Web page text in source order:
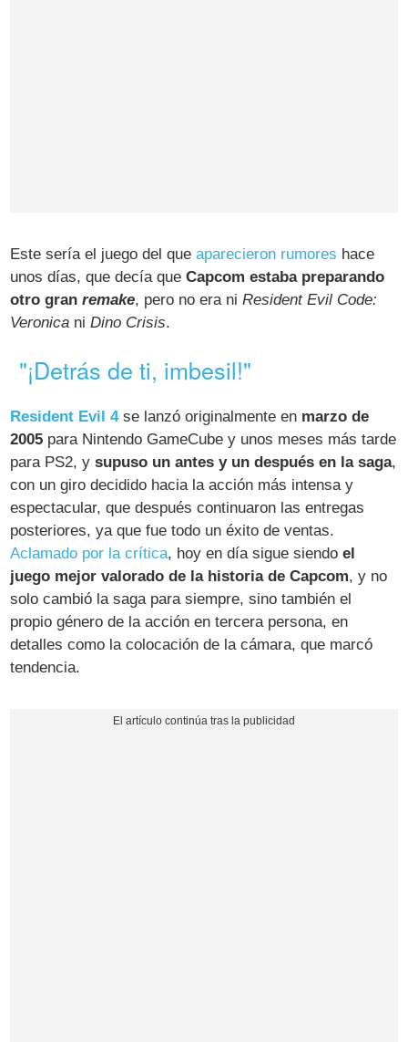
Este sería el juego del queaparecieron rumores hace
unos días, que decía queCapcom estaba preparando
otro granremake, pero no era niResident Evil Code:
Veronica niDino Crisis.
"¡Detrás de ti, imbesil!"
Resident Evil 4se lanzó originalmente en marzo de
2005 para Nintendo GameCube y unos meses más tarde
para PS2, ysupuso un antes y un después en la saga,
con un giro decidido hacia la acción más intensa y
espectacular, que después continuaron las entregas
posteriores, ya que fue todo un éxito de ventas.
Aclamado por la crítica, hoy en día sigue siendoel
juego mejor valorado de la historia de Capcom, y no
solo cambió la saga para siempre, sino también el
propio género de la acción en tercera persona, en
detalles como la colocación de la cámara, que marcó
tendencia.